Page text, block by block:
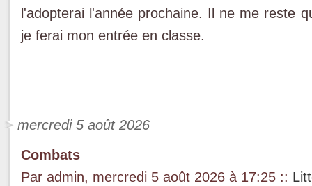
l'adopterai l'année prochaine. Il ne me reste
je ferai mon entrée en classe.
mercredi 5 août 2026
Combats
Par admin, mercredi 5 août 2026 à 17:25 ::